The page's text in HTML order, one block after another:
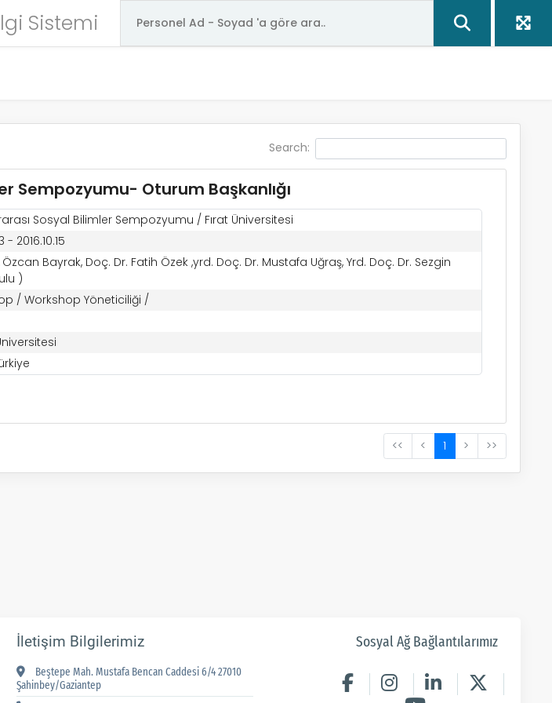
Sistemi
Search:
Sempozyumu- Oturum Başkanlığı
Sosyal Bilimler Sempozyumu / Fırat Üniversitesi
- 2016.10.15
Özcan Bayrak, Doç. Dr. Fatih Özek ,yrd. Doç. Dr. Mustafa Uğraş, Yrd. Doç. Dr. Sezgin
)
/ Workshop Yöneticiliği /
<< < 1 > >>
İletişim Bilgilerimiz
Beştepe Mah. Mustafa Bencan Caddesi 6/4 27010
Şahinbey/Gaziantep
Sosyal Ağ Bağlantılarımız